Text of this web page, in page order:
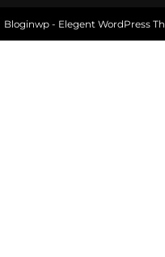
Bloginwp - Elegent WordPress